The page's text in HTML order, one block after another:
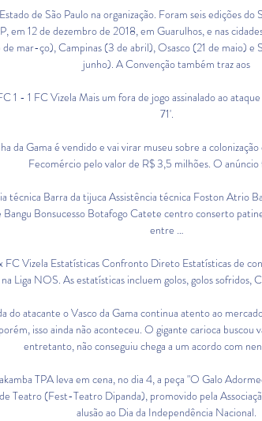
de São Paulo na organização. Foram seis edições
em 12 de dezembro de 2018, em Guarulhos, e nas
de mar-ço), Campinas (3 de abril), Osasco (21 de maio) e
junho). A Convenção também traz aos
1 - 1 FC Vizela Mais um fora de jogo assinalado ao
71'.
da Gama é vendido e vai virar museu sobre a
Fecomércio pelo valor de R$ 3,5 milhões. O
técnica Barra da tijuca Assistência técnica Foston Atrio
Bangu Bonsucesso Botafogo Catete centro conserto
entre …
FC Vizela Estatísticas Confronto Direto Estatísticas de
Liga NOS. As estatísticas incluem golos, golos sofridos,
do atacante o Vasco da Gama continua atento ao
isso ainda não aconteceu. O gigante carioca buscou
entretanto, não conseguiu chega a um acordo com
TPA leva em cena, no dia 4, a peça "O Galo
Teatro (Fest-Teatro Dipanda), promovido pela
alusão ao Dia da Independência Nacional.